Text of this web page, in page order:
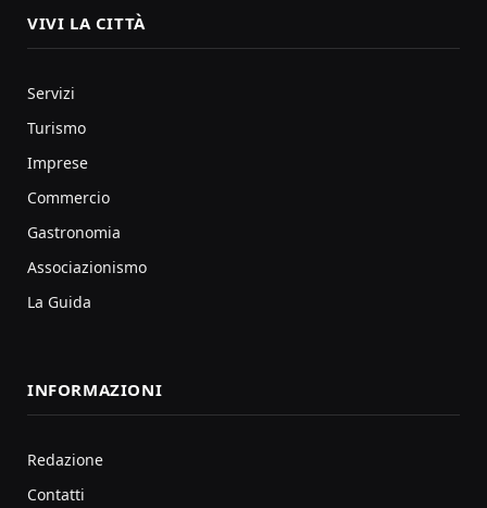
VIVI LA CITTÀ
Servizi
Turismo
Imprese
Commercio
Gastronomia
Associazionismo
La Guida
INFORMAZIONI
Redazione
Contatti